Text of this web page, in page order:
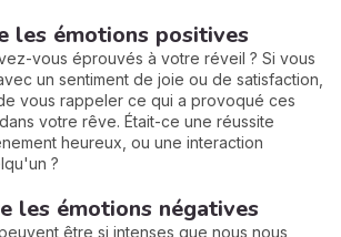
les émotions positives
vous éprouvés à votre réveil ? Si vous
un sentiment de joie ou de satisfaction,
vous rappeler ce qui a provoqué ces
votre rêve. Était-ce une réussite
heureux, ou une interaction
?
les émotions négatives
être si intenses que nous nous